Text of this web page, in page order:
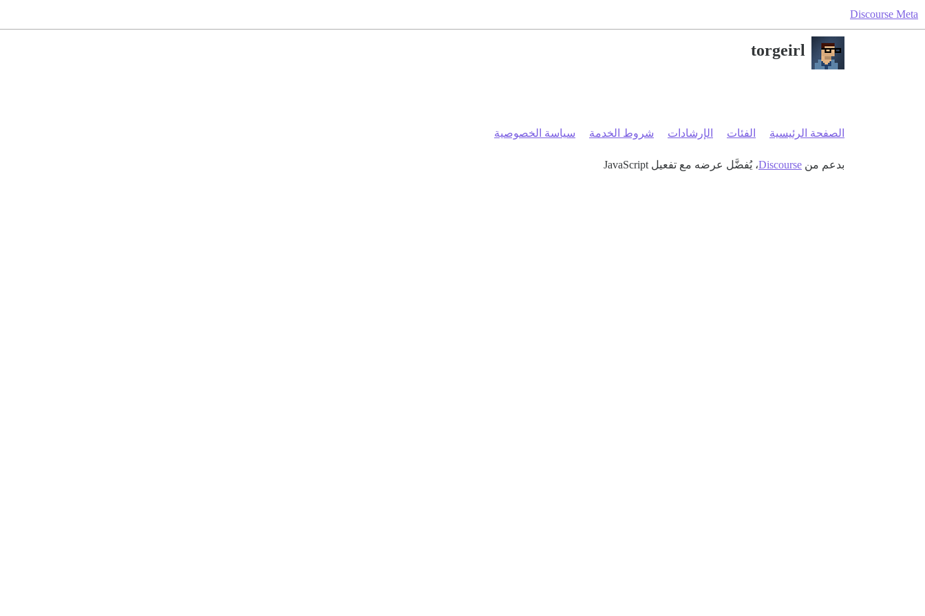
Discourse Meta
torgeirl
الصفحة الرئيسية الفئات الإرشادات شروط الخدمة سياسة الخصوصية
بدعم من Discourse، يُفضَّل عرضه مع تفعيل JavaScript